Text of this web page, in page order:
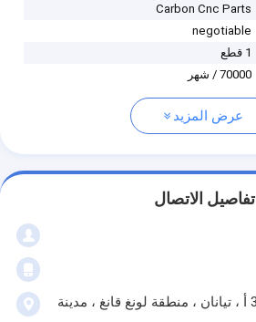
Carbon Cnc Parts
negotiable
1 قطع
70000 / شهر
عرض المزيد
تفاصيل الاتصال
الغرفة 1502F ، المبنى 3 أ ، تيانان ، منطقة لونغ قانغ ، مدينة